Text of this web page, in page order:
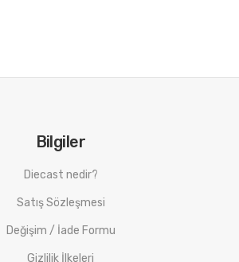
Bilgiler
Diecast nedir?
Satış Sözleşmesi
Değişim / İade Formu
Gizlilik İlkeleri